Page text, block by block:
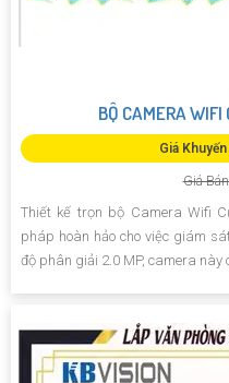
BỘ CAMERA WIFI
Giá
Giá
Thiết kế trọn bộ Camera Wifi
pháp hoàn hảo cho việc giám
độ phân giải 2.0 MP, camera này